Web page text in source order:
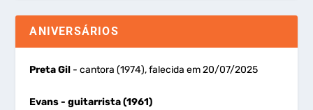
ANIVERSÁRIOS
Preta Gil - cantora (1974), falecida em 20/07/2025
Evans- guitarrista (1961)